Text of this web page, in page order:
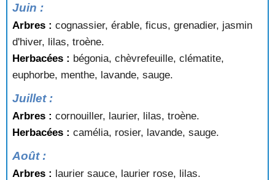
Juin :
Arbres : cognassier, érable, ficus, grenadier, jasmin
d'hiver, lilas, troène.
Herbacées : bégonia, chèvrefeuille, clématite,
euphorbe, menthe, lavande, sauge.
Juillet :
Arbres : cornouiller, laurier, lilas, troène.
Herbacées : camélia, rosier, lavande, sauge.
Août :
Arbres : laurier sauce, laurier rose, lilas.